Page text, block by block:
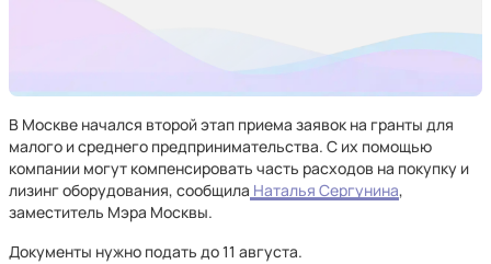
В Москве начался второй этап приема заявок на гранты для
малого и среднего предпринимательства. С их помощью
компании могут компенсировать часть расходов на покупку и
лизинг оборудования, сообщила Наталья Сергунина,
заместитель Мэра Москвы.
Документы нужно подать до 11 августа.